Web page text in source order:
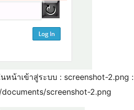
หน้าเข้าสู่ระบบ : screenshot-2.png :
screenshot-2.png